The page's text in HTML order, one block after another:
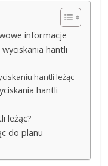
informacje
hantli
hantli leżąc
hantli
leżąc?
do planu